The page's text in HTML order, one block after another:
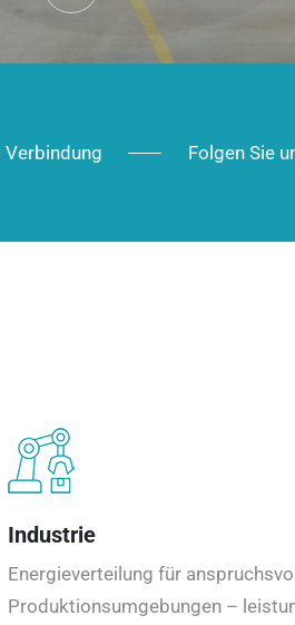
Folgen Sie
Industrie
Energieverteilung für
Produktionsumgebungen –